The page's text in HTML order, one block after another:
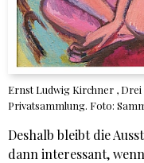
Ernst Ludwig Kirchner , Drei
Privatsammlung. Foto:
Deshalb bleibt die
dann interessant,